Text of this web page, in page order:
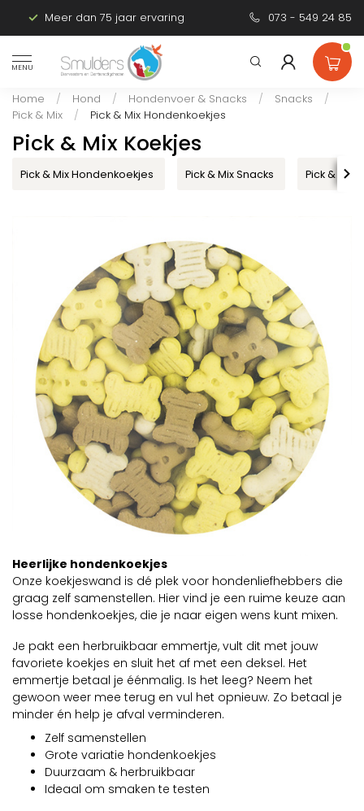
Meer dan 75 jaar ervaring Persoonlijk
073 - 549 24 85
MENU
Home / Hond / Hondenvoer & Snacks / Snacks
/
Pick & Mix
/ Pick & Mix Hondenkoekjes
Pick & Mix Koekjes
Pick & Mix Hondenkoekjes Pick & Mix Snacks Pick & mix
Heerlijke hondenkoekjes
Onze koekjeswand is dé plek voor hondenliefhebbers die
graag zelf samenstellen. Hier vind je een ruime keuze aan
losse hondenkoekjes, die je naar eigen wens kunt mixen.
Je pakt een herbruikbaar emmertje, vult dit met jouw
favoriete koekjes en sluit het af met een deksel. Het
emmertje betaal je éénmalig. Is het leeg? Neem het
gewoon weer mee terug en vul het opnieuw. Zo betaal je
minder én help je afval verminderen.
Zelf samenstellen
Grote variatie hondenkoekjes
Duurzaam & herbruikbaar
Ideaal om smaken te testen